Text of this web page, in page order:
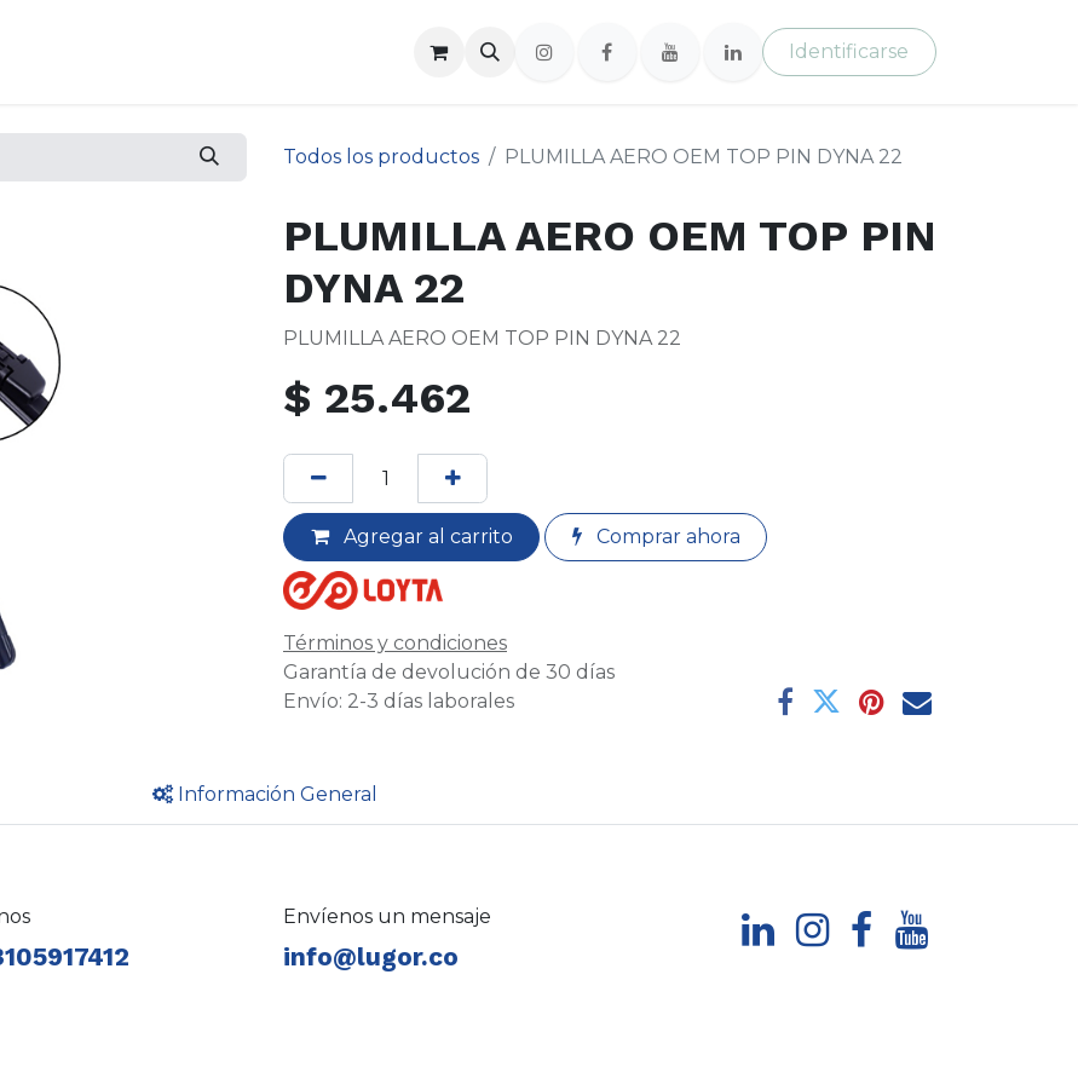
Identificarse
Todos los productos PLUMILLA AERO OEM TOP PIN DYNA 22
PLUMILLA AERO OEM TOP PIN
DYNA 22
PLUMILLA AERO OEM TOP PIN DYNA 22
$ 25.462
Agregar al carrito Comprar ahora
Términos y condiciones
Garantía de devolución de 30 días
Envío: 2-3 días laborales
Información General
Envíenos un mensaje
info@lugor.co